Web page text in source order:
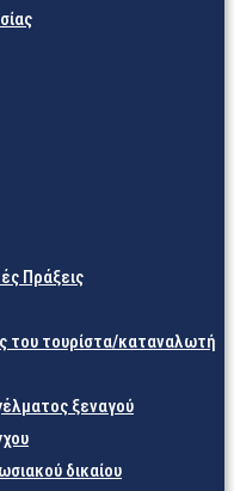
Πράξεις
του τουρίστα/καταναλωτή
ξεναγού
δικαίου